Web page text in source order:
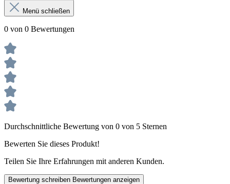
Menü schließen
0 von 0 Bewertungen
Durchschnittliche Bewertung von 0 von 5 Sternen
Bewerten Sie dieses Produkt!
Teilen Sie Ihre Erfahrungen mit anderen Kunden.
Bewertung schreiben Bewertungen anzeigen